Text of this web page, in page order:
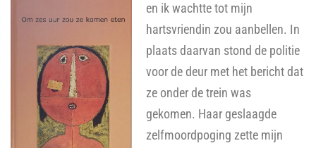
en ik wachtte tot mijn
hartsvriendin zou aanbellen. In
plaats daarvan stond de politie
voor de deur met het bericht dat
ze onder de trein was
gekomen. Haar geslaagde
zelfmoordpoging zette mijn